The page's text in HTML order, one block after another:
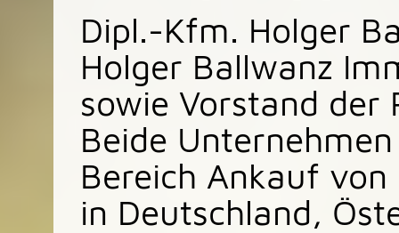
Dipl.-Kfm. Holger
Holger Ballwanz
sowie Vorstand der
Beide
Bereich Ankauf
in Deutschland,